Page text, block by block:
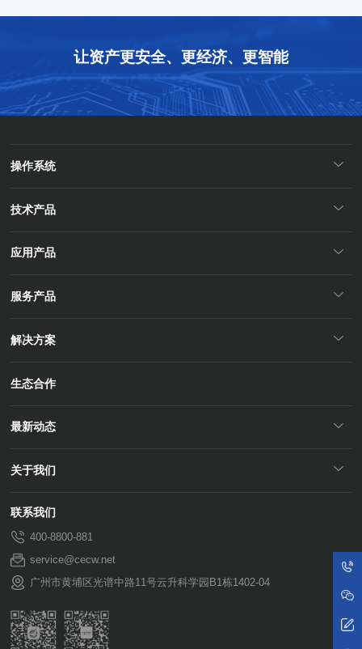
让资产更安全、更经济、更智能
操作系统
技术产品
应用产品
服务产品
解决方案
生态合作
最新动态
关于我们
联系我们
400-8800-881
service@cecw.net
广州市黄埔区光谱中路11号云升科学园B1栋1402-04